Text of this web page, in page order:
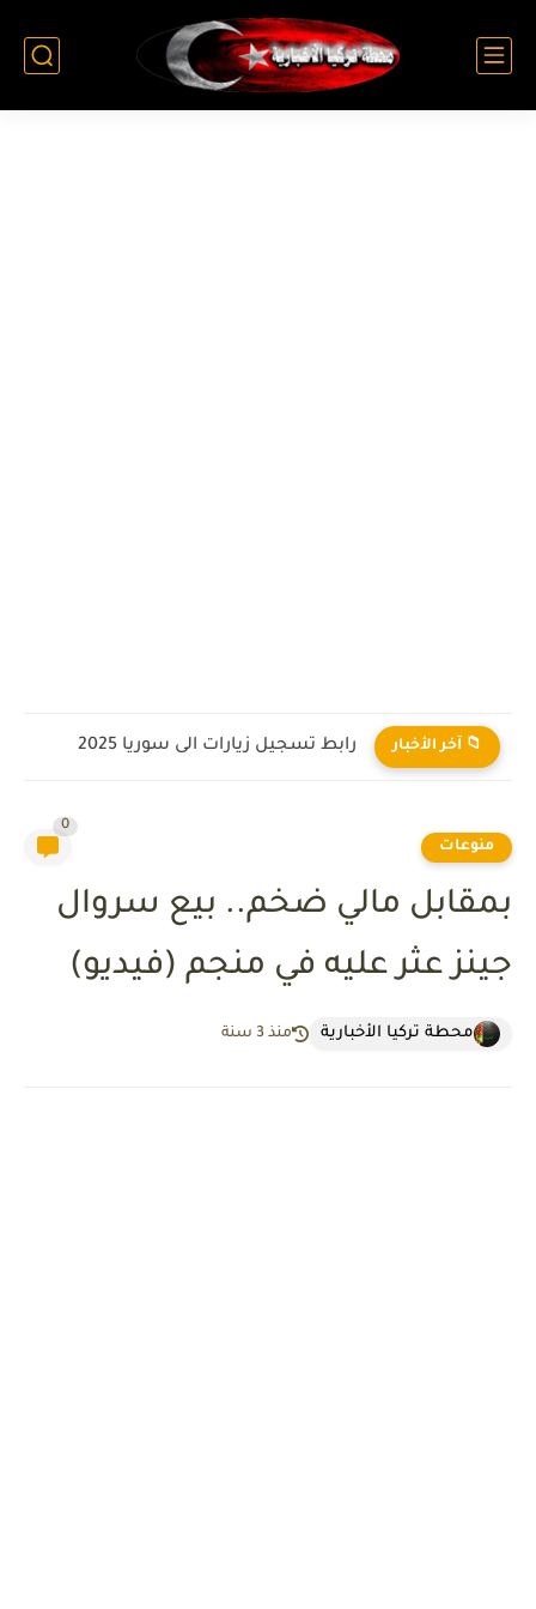
📁 آخر الأخبار رابط تسجيل زيارات الى سوريا 2025
منوعات
0
بمقابل مالي ضخم.. بيع سروال
جينز عثر عليه في منجم (فيديو)
محطة تركيا الأخبارية منذ 3 سنة